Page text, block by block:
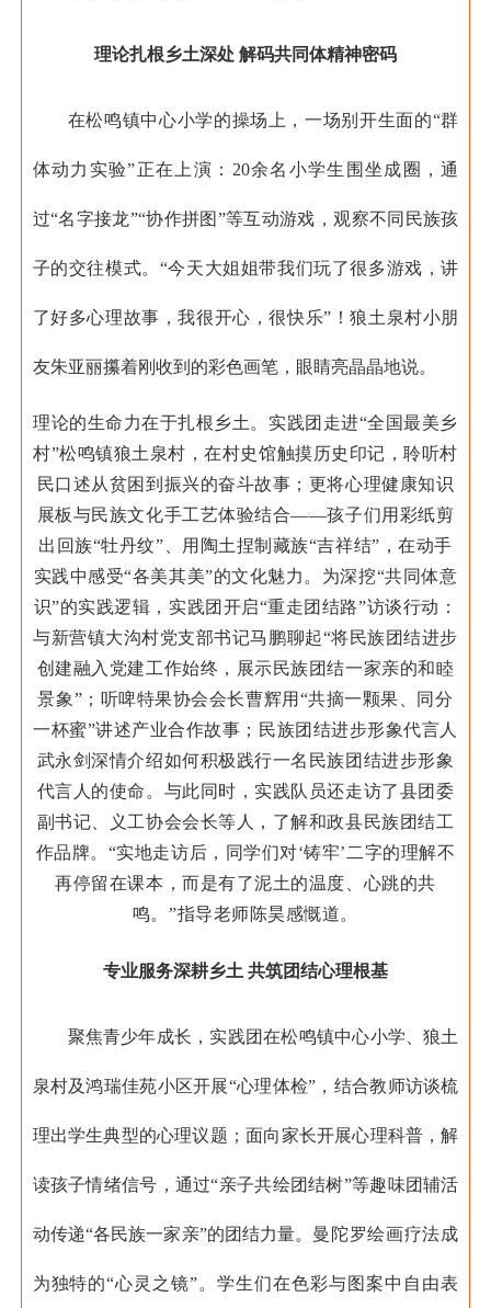
理论扎根乡土深处 解码共同体精神密码
在松鸣镇中心小学的操场上，一场别开生面的“群
体动力实验”正在上演：20余名小学生围坐成圈，通
过“名字接龙”“协作拼图”等互动游戏，观察不同民族孩
子的交往模式。“今天大姐姐带我们玩了很多游戏，讲
了好多心理故事，我很开心，很快乐”！狼土泉村小朋
友朱亚丽攥着刚收到的彩色画笔，眼睛亮晶晶地说。
理论的生命力在于扎根乡土。实践团走进“全国最美乡
村”松鸣镇狼土泉村，在村史馆触摸历史印记，聆听村
民口述从贫困到振兴的奋斗故事；更将心理健康知识
展板与民族文化手工艺体验结合——孩子们用彩纸剪
出回族“牡丹纹”、用陶土捏制藏族“吉祥结”，在动手
实践中感受“各美其美”的文化魅力。 为深挖“共同体意
识”的实践逻辑，实践团开启“重走团结路”访谈行动：
与新营镇大沟村党支部书记马鹏聊起“将民族团结进步
创建融入党建工作始终，展示民族团结一家亲的和睦
景象”；听啤特果协会会长曹辉用“共摘一颗果、同分
一杯蜜”讲述产业合作故事；民族团结进步形象代言人
武永剑深情介绍如何积极践行一名民族团结进步形象
代言人的使命。与此同时，实践队员还走访了县团委
副书记、义工协会会长等人，了解和政县民族团结工
作品牌。“实地走访后，同学们对‘铸牢’二字的理解不
再停留在课本，而是有了泥土的温度、心跳的共
鸣。”指导老师陈昊感慨道。
专业服务深耕乡土 共筑团结心理根基
聚焦青少年成长，实践团在松鸣镇中心小学、狼土
泉村及鸿瑞佳苑小区开展“心理体检”，结合教师访谈梳
理出学生典型的心理议题；面向家长开展心理科普，解
读孩子情绪信号，通过“亲子共绘团结树”等趣味团辅活
动传递“各民族一家亲”的团结力量。 曼陀罗绘画疗法成
为独特的“心灵之镜”。学生们在色彩与图案中自由表